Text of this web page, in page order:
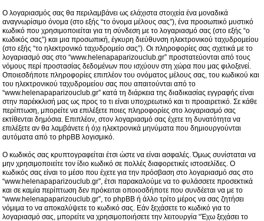
Ο λογαριασμός σας θα περιλαμβάνει ως ελάχιστα στοιχεία ένα μοναδικά
αναγνωρίσιμο όνομα (στο εξής “το όνομα μέλους σας”), ένα προσωπικό μυστικό
κωδικό που χρησιμοποιείται για τη σύνδεση με το λογαριασμό σας (στο εξής “ο
κωδικός σας”) και μια προσωπική, έγκυρη διεύθυνση ηλεκτρονικού ταχυδρομείου
(στο εξής “το ηλεκτρονικό ταχυδρομείο σας”). Οι πληροφορίες σας σχετικά με το
λογαριασμό σας στο “www.helenapaparizouclub.gr” προστατεύονται από τους
νόμους περί προστασίας δεδομένων που ισχύουν στη χώρα που μας φιλοξενεί.
Οποιεσδήποτε πληροφορίες επιπλέον του ονόματος μέλους σας, του κωδικού και
του ηλεκτρονικού ταχυδρομείου σας που απαιτούνται από το
“www.helenapaparizouclub.gr” κατά τη διάρκεια της διαδικασίας εγγραφής είναι
στην παρέκκλισή μας ως προς το τι είναι υποχρεωτικό και τι προαιρετικό. Σε κάθε
περίπτωση, μπορείτε να επιλέξετε ποιες πληροφορίες στο λογαριασμό σας
εκτίθενται δημόσια. Επιπλέον, στον λογαριασμό σας έχετε τη δυνατότητα να
επιλέξετε αν θα λαμβάνετε ή όχι ηλεκτρονικά μηνύματα που δημιουργούνται
αυτόματα από το phpBB λογισμικό.
Ο κωδικός σας κρυπτογραφείται έτσι ώστε να είναι ασφαλές. Όμως συνίσταται να
μην χρησιμοποιείτε τον ίδιο κωδικό σε πολλές διαφορετικές ιστοσελίδες. Ο
κωδικός σας είναι το μέσο που έχετε για την πρόσβαση στο λογαριασμό σας στο
“www.helenapaparizouclub.gr”, έτσι παρακαλούμε να το φυλάσσετε προσεκτικά
και σε καμία περίπτωση δεν πρόκειται οποιοσδήποτε που συνδέεται να με το
“www.helenapaparizouclub.gr”, το phpBB ή άλλο τρίτο μέρος να σας ζητήσει
νόμιμα το να αποκαλύψετε το κωδικό σας. Εάν ξεχάσετε το κωδικό για το
λογαριασμό σας, μπορείτε να χρησιμοποιήσετε την λειτουργία “Έχω ξεχάσει το